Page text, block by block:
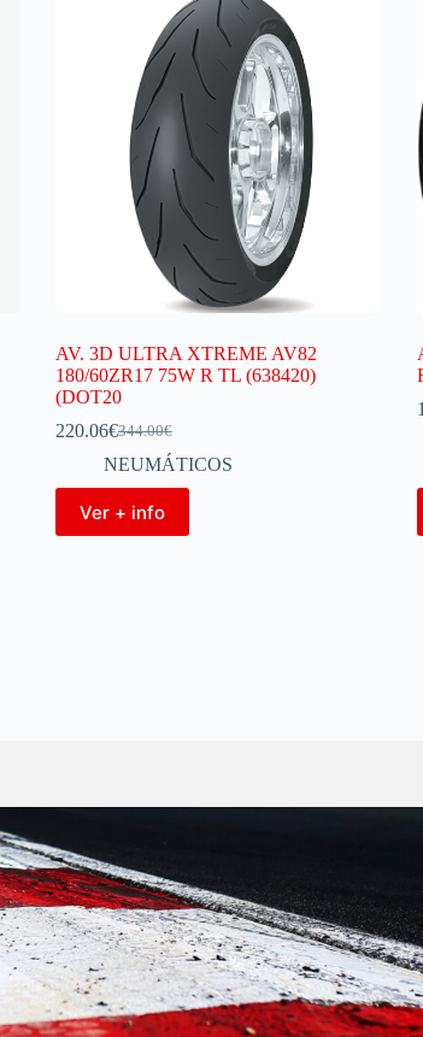
AV. 3D ULTRA XTREME AV82
180/60ZR17 75W R TL (638420)
(DOT20
344.00€
220.06€
NEUMÁTICOS
Ver + info